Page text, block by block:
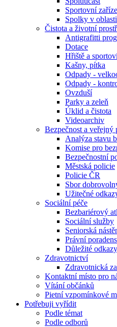
Sportovní
Spolky v
Čistota a životní
Antigrafitti
Dotace
Hřiště a
Kašny, pítka
Odpady -
Odpady -
Ovzduší
Parky a zeleň
Úklid a čistota
Videoarchiv
Bezpečnost a veřejný
Analýza stavu
Komise pro
Bezpečnostní
Městská policie
Policie ČR
Sbor
Užitečné
Sociální péče
Bezbariérový
Sociální služby
Seniorská
Právní
Důležité odkazy
Zdravotnictví
Zdravotnická
Kontaktní místo pro
Vítání občánků
Pietní vzpomínkové
Potřebuji vyřídit
Podle témat
Podle odborů